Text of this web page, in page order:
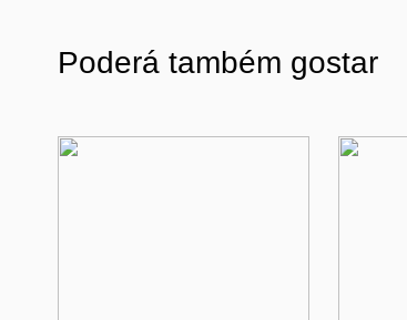
Poderá também gostar